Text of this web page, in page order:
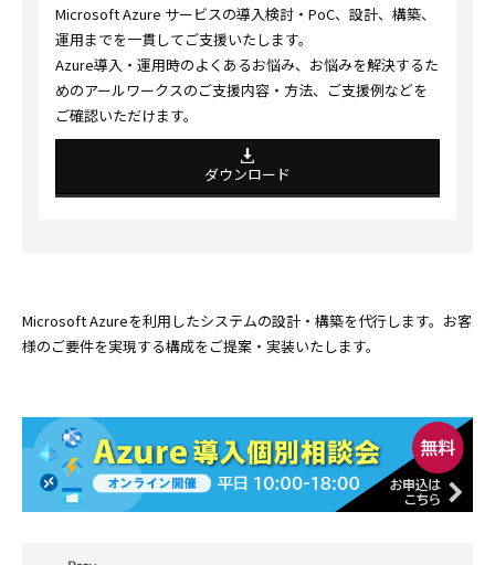
Microsoft Azure サービスの導入検討・PoC、設計、構築、
運用までを一貫してご支援いたします。
Azure導入・運用時のよくあるお悩み、お悩みを解決するた
めのアールワークスのご支援内容・方法、ご支援例などを
ご確認いただけます。
ダウンロード
Microsoft Azureを利用したシステムの設計・構築を代行します。お客
様のご要件を実現する構成をご提案・実装いたします。